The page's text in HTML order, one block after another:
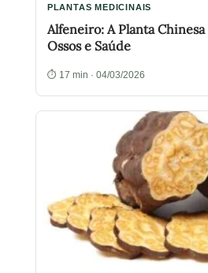
PLANTAS MEDICINAIS
Alfeneiro: A Planta
Ossos e Saúde
⏱ 17 min · 04/03/2026